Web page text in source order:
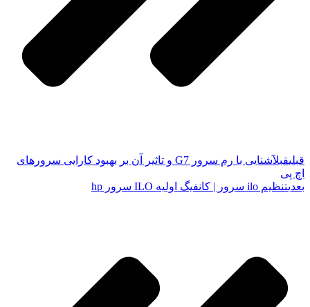
قبلیقبل
آشنایی با رم سرور G7 و تاثیر آن بر بهبود کارایی سرورهای
اچ پی
بعدیتنظیم ilo سرور | کانفیگ اولیه ILO سرور hp